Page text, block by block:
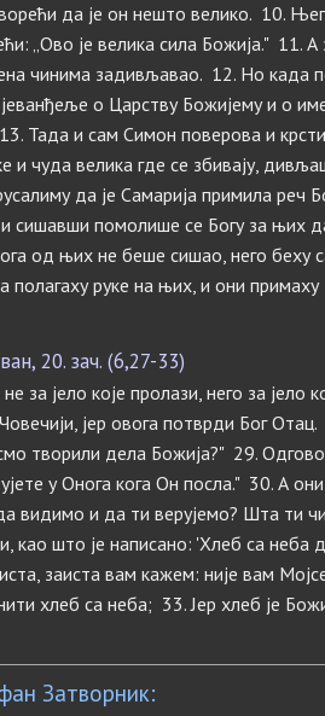
да је он нешто велико. 10.
„Ово је велика сила Божија." 11.
чинима задивљавао. 12. Но када
о Царству Божијему и о
Тада и сам Симон поверова и
и чуда велика где се збивају,
да је Самарија примила реч
сишавши помолише се Богу за њих
од њих не беше сишао, него беху
полагаху руке на њих, и они
20. зач. (6,27-33)
за јело које пролази, него за јело
јер овога потврди Бог
творили дела Божија?" 29.
у Онога кога Он посла." 30. А
видимо и да ти верујемо? Шта ти
као што је написано: 'Хлеб са неба
заиста вам кажем: није вам
хлеб са неба; 33. Јер хлеб је
Затворник: